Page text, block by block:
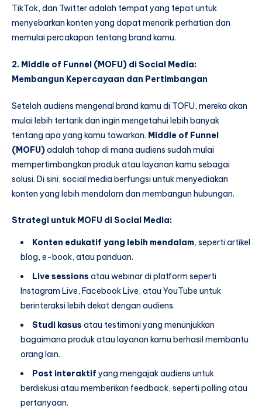
TikTok, dan Twitter adalah tempat yang tepat untuk
menyebarkan konten yang dapat menarik perhatian dan
memulai percakapan tentang brand kamu.
2. Middle of Funnel (MOFU) di Social Media:
Membangun Kepercayaan dan Pertimbangan
Setelah audiens mengenal brand kamu di TOFU, mereka akan
mulai lebih tertarik dan ingin mengetahui lebih banyak
tentang apa yang kamu tawarkan. Middle of Funnel
(MOFU)adalah tahap di mana audiens sudah mulai
mempertimbangkan produk atau layanan kamu sebagai
solusi. Di sini, social media berfungsi untuk menyediakan
konten yang lebih mendalam dan membangun hubungan.
Strategi untuk MOFU di Social Media:
Konten edukatif yang lebih mendalam, seperti artikel
blog, e-book, atau panduan.
Live sessions atau webinar di platform seperti
Instagram Live, Facebook Live, atau YouTube untuk
berinteraksi lebih dekat dengan audiens.
Studi kasus atau testimoni yang menunjukkan
bagaimana produk atau layanan kamu berhasil membantu
orang lain.
Post interaktif yang mengajak audiens untuk
berdiskusi atau memberikan feedback, seperti polling atau
pertanyaan.